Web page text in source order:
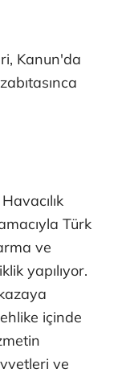
Kanun'da
Türk
ve
yapılıyor.
içinde
ve